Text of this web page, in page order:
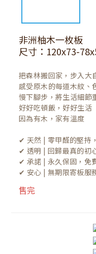
非洲柚木一枚板
尺寸：120x73-
把森林搬回家，步入大
感受原木的每道木紋、
慢下腳步，將生活細節
好好吃頓飯，好好生活
因為有木，家有溫度
✔ 天然 | 零甲醛的堅持
✔ 透明 | 回歸最真的初
✔ 承諾 | 永久保固，免
✔ 安心 | 無期限寄板服
售完